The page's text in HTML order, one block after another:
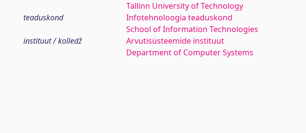
Tallinn University of Technology
teaduskond
Infotehnoloogia teaduskond
School of Information Technologies
instituut / kolledž
Arvutisüsteemide instituut
Department of Computer Systems